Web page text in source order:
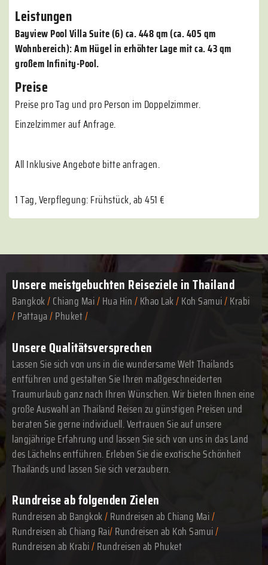
Leistungen
Bayview Pool Villa Suite (6) ca. 448 qm (ca. 405 qm
Wohnbereich): Am Hügel in erhöhter Lage mit ca. 43 qm
großem Infinity-Pool.
Preise
Preise pro Tag und pro Person im Doppelzimmer.
Einzelzimmer auf Anfrage.
All Inklusive Angebote bitte anfragen.
1 Tag, Verpflegung: Frühstück, ab 451 €
Unsere meistgebuchten Reiseziele in Thailand
Bangkok/Chiang Mai/Hua Hin/Khao Lak/Koh Samui/Krabi
/Pattaya/Phuket/
Unsere Qualitätsversprechen
Lassen Sie sich von uns in die wundersame Welt Thailands
entführen und gestalten Sie Ihren maßgeschneiderten
Traumurlaub ganz nach Ihren Wünschen. Wir bieten Ihnen eine
große Auswahl an Thailand Reisen zu günstigen Preisen und
beraten Sie gerne individuell. Vertrauen Sie auf unsere
langjährige Erfahrung und lassen Sie sich von uns in das Land
des Lächelns entführen. Erleben Sie die exotische Schönheit
Thailands und lassen Sie sich verzaubern.
Rundreise ab folgenden Zielen
Rundreisen ab Bangkok/Rundreisen ab Chiang Mai/
Rundreisen ab Chiang Rai/Rundreisen ab Koh Samui/
Rundreisen ab Krabi/Rundreisen ab Phuket